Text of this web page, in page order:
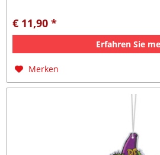
€ 11,90 *
Erfahren Sie
Merken